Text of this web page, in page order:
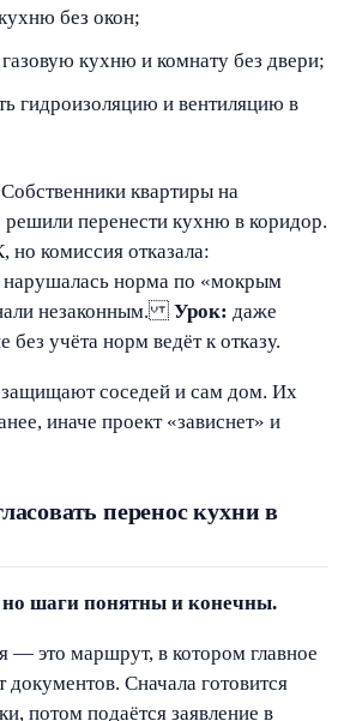
без окон;
кухню и комнату без двери;
гидроизоляцию и вентиляцию в
квартиры на
решили перенести кухню в коридор.
комиссия отказала:
нарушалась норма по «мокрым
незаконным. Урок: даже
учёта норм ведёт к отказу.
защищают соседей и сам дом. Их
иначе проект «зависнет» и
перенос кухни в
но шаги понятны и конечны.
— это маршрут, в котором главное
документов. Сначала готовится
потом подаётся заявление в